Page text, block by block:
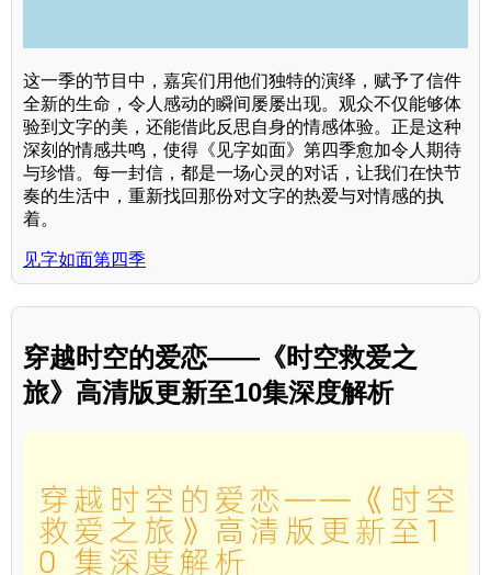
这一季的节目中，嘉宾们用他们独特的演绎，赋予了信件
全新的生命，令人感动的瞬间屡屡出现。观众不仅能够体
验到文字的美，还能借此反思自身的情感体验。正是这种
深刻的情感共鸣，使得《见字如面》第四季愈加令人期待
与珍惜。每一封信，都是一场心灵的对话，让我们在快节
奏的生活中，重新找回那份对文字的热爱与对情感的执
着。
见字如面第四季
穿越时空的爱恋——《时空救爱之
旅》高清版更新至10集深度解析